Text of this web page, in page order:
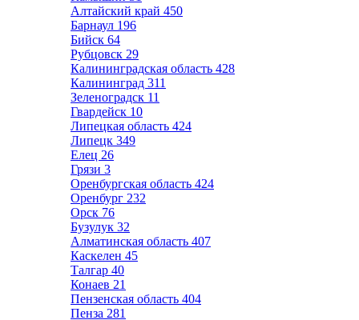
Алтайский край 450
Барнаул 196
Бийск 64
Рубцовск 29
Калининградская область 428
Калининград 311
Зеленоградск 11
Гвардейск 10
Липецкая область 424
Липецк 349
Елец 26
Грязи 3
Оренбургская область 424
Оренбург 232
Орск 76
Бузулук 32
Алматинская область 407
Каскелен 45
Талгар 40
Конаев 21
Пензенская область 404
Пенза 281